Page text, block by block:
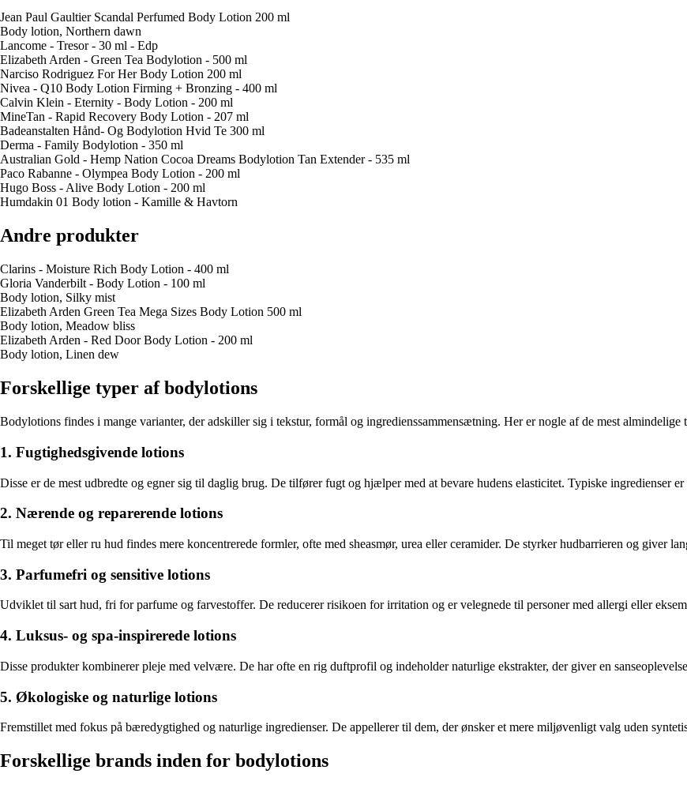
Jean Paul Gaultier Scandal Perfumed Body Lotion 200 ml
Body lotion, Northern dawn
Lancome - Tresor - 30 ml - Edp
Elizabeth Arden - Green Tea Bodylotion - 500 ml
Narciso Rodriguez For Her Body Lotion 200 ml
Nivea - Q10 Body Lotion Firming + Bronzing - 400 ml
Calvin Klein - Eternity - Body Lotion - 200 ml
MineTan - Rapid Recovery Body Lotion - 207 ml
Badeanstalten Hånd- Og Bodylotion Hvid Te 300 ml
Derma - Family Bodylotion - 350 ml
Australian Gold - Hemp Nation Cocoa Dreams Bodylotion Tan Extender - 535 ml
Paco Rabanne - Olympea Body Lotion - 200 ml
Hugo Boss - Alive Body Lotion - 200 ml
Humdakin 01 Body lotion - Kamille & Havtorn
Andre produkter
Clarins - Moisture Rich Body Lotion - 400 ml
Gloria Vanderbilt - Body Lotion - 100 ml
Body lotion, Silky mist
Elizabeth Arden Green Tea Mega Sizes Body Lotion 500 ml
Body lotion, Meadow bliss
Elizabeth Arden - Red Door Body Lotion - 200 ml
Body lotion, Linen dew
Forskellige typer af bodylotions
Bodylotions findes i mange varianter, der adskiller sig i tekstur, formål og ingredienssammensætning. Her er nogle af de mest almindelige
1. Fugtighedsgivende lotions
Disse er de mest udbredte og egner sig til daglig brug. De tilfører fugt og hjælper med at bevare hudens elasticitet. Typiske ingredienser
2. Nærende og reparerende lotions
Til meget tør eller ru hud findes mere koncentrerede formler, ofte med sheasmør, urea eller ceramider. De styrker hudbarrieren og giver
3. Parfumefri og sensitive lotions
Udviklet til sart hud, fri for parfume og farvestoffer. De reducerer risikoen for irritation og er velegnede til personer med allergi eller
4. Luksus- og spa-inspirerede lotions
Disse produkter kombinerer pleje med velvære. De har ofte en rig duftprofil og indeholder naturlige ekstrakter, der giver en
5. Økologiske og naturlige lotions
Fremstillet med fokus på bæredygtighed og naturlige ingredienser. De appellerer til dem, der ønsker et mere miljøvenligt valg uden
Forskellige brands inden for bodylotions